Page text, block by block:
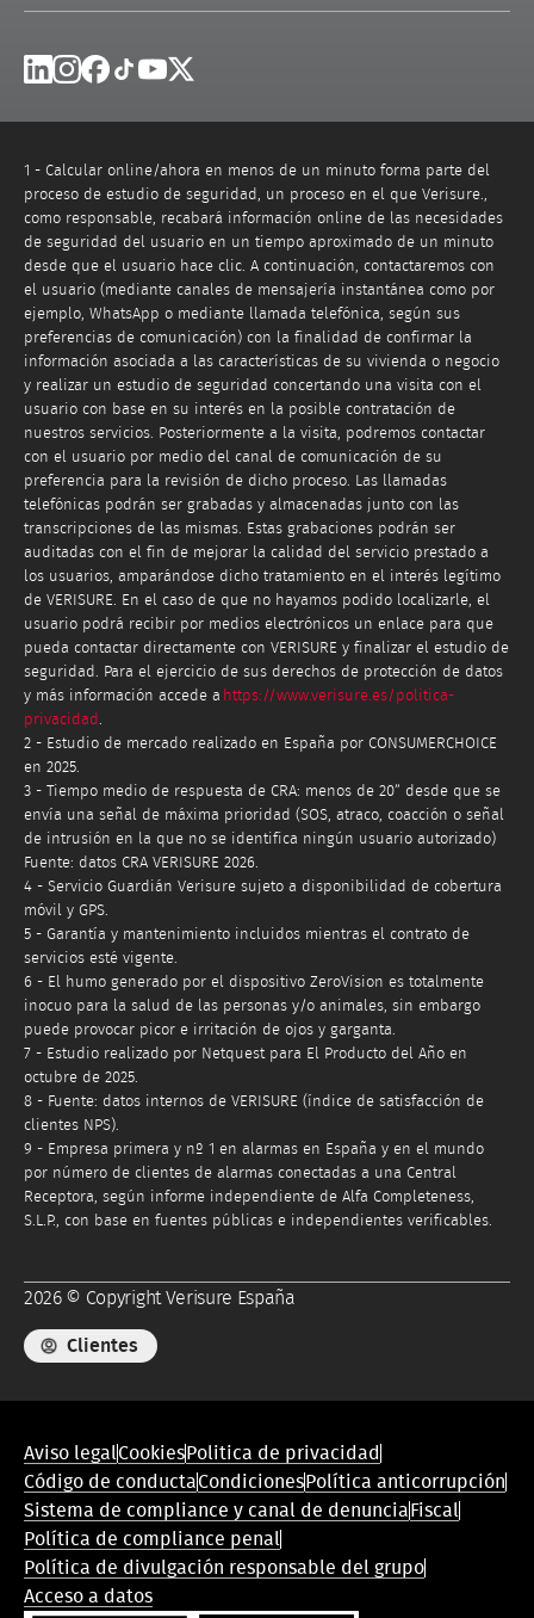
Linkedin
Instagram
Facebook
Tik TokYoutube
1 - Calcular online/ahora en menos de un minuto forma parte del
proceso de estudio de seguridad, un proceso en el que Verisure.,
como responsable, recabará información online de las necesidades
de seguridad del usuario en un tiempo aproximado de un minuto
desde que el usuario hace clic. A continuación, contactaremos con
el usuario (mediante canales de mensajería instantánea como por
ejemplo, WhatsApp o mediante llamada telefónica, según sus
preferencias de comunicación) con la finalidad de confirmar la
información asociada a las características de su vivienda o negocio
y realizar un estudio de seguridad concertando una visita con el
usuario con base en su interés en la posible contratación de
nuestros servicios. Posteriormente a la visita, podremos contactar
con el usuario por medio del canal de comunicación de su
preferencia para la revisión de dicho proceso. Las llamadas
telefónicas podrán ser grabadas y almacenadas junto con las
transcripciones de las mismas. Estas grabaciones podrán ser
auditadas con el fin de mejorar la calidad del servicio prestado a
los usuarios, amparándose dicho tratamiento en el interés legítimo
de VERISURE. En el caso de que no hayamos podido localizarle, el
usuario podrá recibir por medios electrónicos un enlace para que
pueda contactar directamente con VERISURE y finalizar el estudio de
seguridad. Para el ejercicio de sus derechos de protección de datos
y más información accede a https://www.verisure.es/politica-
privacidad.
2 - Estudio de mercado realizado en España por CONSUMERCHOICE
en 2025.
3 - Tiempo medio de respuesta de CRA: menos de 20” desde que se
envía una señal de máxima prioridad (SOS, atraco, coacción o señal
de intrusión en la que no se identifica ningún usuario autorizado)
Fuente: datos CRA VERISURE 2026.
4 - Servicio Guardián Verisure sujeto a disponibilidad de cobertura
móvil y GPS.
5 - Garantía y mantenimiento incluidos mientras el contrato de
servicios esté vigente.
6 - El humo generado por el dispositivo ZeroVision es totalmente
inocuo para la salud de las personas y/o animales, sin embargo
puede provocar picor e irritación de ojos y garganta.
7 - Estudio realizado por Netquest para El Producto del Año en
octubre de 2025.
8 - Fuente: datos internos de VERISURE (índice de satisfacción de
clientes NPS).
9 - Empresa primera y nº 1 en alarmas en España y en el mundo
por número de clientes de alarmas conectadas a una Central
Receptora, según informe independiente de Alfa Completeness,
S.L.P., con base en fuentes públicas e independientes verificables.
2026 © Copyright Verisure España
Clientes
Menú
de
conformidad
legal
Aviso legal Cookies Politica de privacidad
Código de conductaCondiciones Política anticorrupción
Sistema de compliance y canal de denuncia Fiscal
Política de compliance penal
Política de divulgación responsable del grupo
Acceso a datos